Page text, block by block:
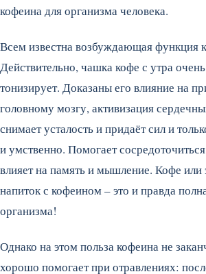
кофеина для организма человека.
Всем известна возбуждающая функция
Действительно, чашка кофе с утра
тонизирует. Доказаны его влияние на
головному мозгу, активизация
снимает усталость и придаёт сил и
и умственно. Помогает
влияет на память и мышление. Кофе или
напиток с кофеином – это и правда
организма!
Однако на этом польза кофеина не
хорошо помогает при отравлениях: